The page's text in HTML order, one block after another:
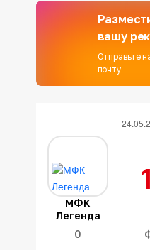
вашу
Отправьте
почту
МФК
Легенда
0